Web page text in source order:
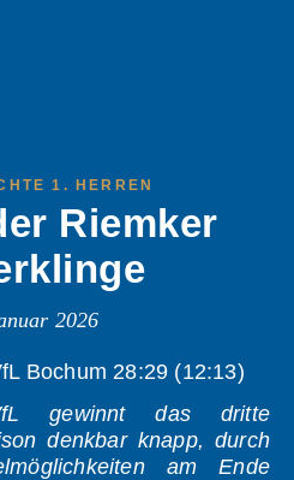
1. HERREN
Riemker
2026
Bochum 28:29 (12:13)
gewinnt das dritte
denkbar knapp, durch
am Ende